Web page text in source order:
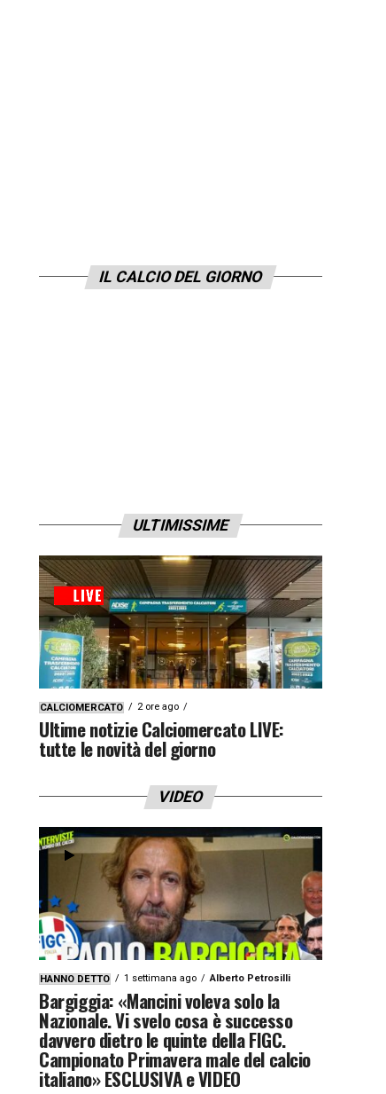
IL CALCIO DEL GIORNO
ULTIMISSIME
CALCIOMERCATO 2 ore ago
Ultime notizie Calciomercato LIVE:
tutte le novità del giorno
VIDEO
HANNO DETTO 1 settimana ago Alberto Petrosilli
Bargiggia: «Mancini voleva solo la
Nazionale. Vi svelo cosa è successo
davvero dietro le quinte della FIGC.
Campionato Primavera male del calcio
italiano» ESCLUSIVA e VIDEO